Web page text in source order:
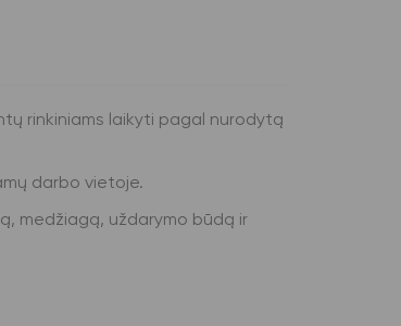
rinkiniams laikyti pagal nurodytą
darbo vietoje.
medžiagą, uždarymo būdą ir